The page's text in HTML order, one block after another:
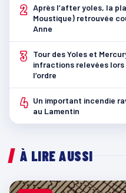
2 Après l’after yoles, la
Moustique) retrouvée
Anne
3
Tour des Yoles et
infractions relevées
l’ordre
4 Un important incendie
au Lamentin
À LIRE AUSSI